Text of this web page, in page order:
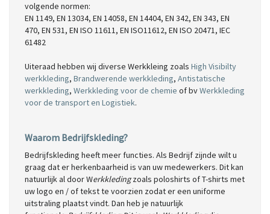
volgende normen:
EN 1149, EN 13034, EN 14058, EN 14404, EN 342, EN 343, EN
470, EN 531, EN ISO 11611, EN ISO11612, EN ISO 20471, IEC
61482
Uiteraad hebben wij diverse Werkkleing zoals High Visibilty
werkkleding, Brandwerende werkkleding, Antistatische
werkkleding, Werkkleding voor de chemie of bvWerkkleding
voor de transport en Logistiek.
Waarom Bedrijfskleding?
Bedrijfskleding heeft meer functies. Als Bedrijf zijnde wilt u
graag dat er herkenbaarheid is van uw medewerkers. Dit kan
natuurlijk al door Werkkledingzoals poloshirts of T-shirts met
uw logo en / of tekst te voorzien zodat er een uniforme
uitstraling plaatst vindt. Dan heb je natuurlijk